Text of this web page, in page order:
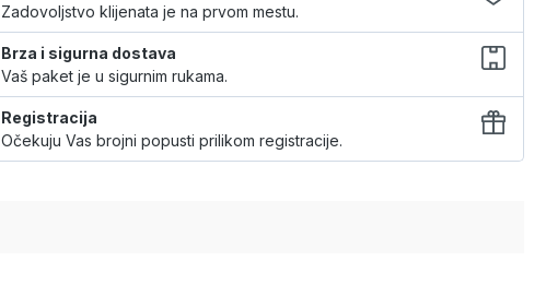
Zadovoljstvo klijenata je na prvom mestu.
Brza i sigurna dostava
Vaš paket je u sigurnim rukama.
Registracija
Očekuju Vas brojni popusti prilikom registracije.